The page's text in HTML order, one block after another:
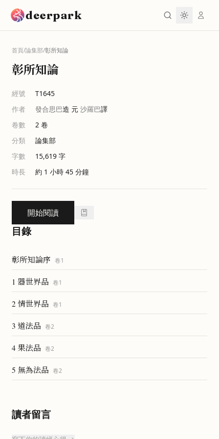
deerpark
首頁/論集部/彰所知論
彰所知論
經號
T1645
作者
發合思巴造 元 沙羅巴譯
卷數
2 卷
分類
論集部
字數
15,619 字
時長
約 1 小時 45 分鐘
開始閱讀
目錄
彰所知論序 卷1
1 器世界品 卷1
2 情世界品 卷1
3 道法品 卷2
4 果法品 卷2
5 無為法品 卷2
讀者留言